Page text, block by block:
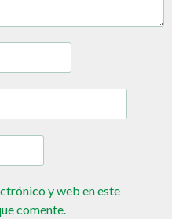
y web en este
comente.